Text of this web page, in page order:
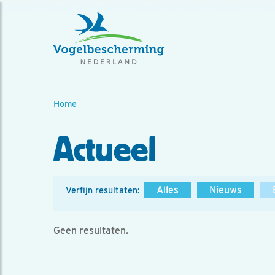
Home
Actueel
Verfijn resultaten: Alles Nieuws
Geen resultaten.